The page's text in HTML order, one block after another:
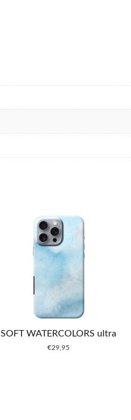
SOFT WATERCOLORS ultra
€29,95